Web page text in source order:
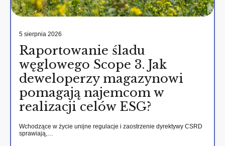
5 sierpnia 2026
Raportowanie śladu
węglowego Scope 3. Jak
deweloperzy magazynowi
pomagają najemcom w
realizacji celów ESG?
Wchodzące w życie unijne regulacje i zaostrzenie dyrektywy CSRD
sprawiają,…